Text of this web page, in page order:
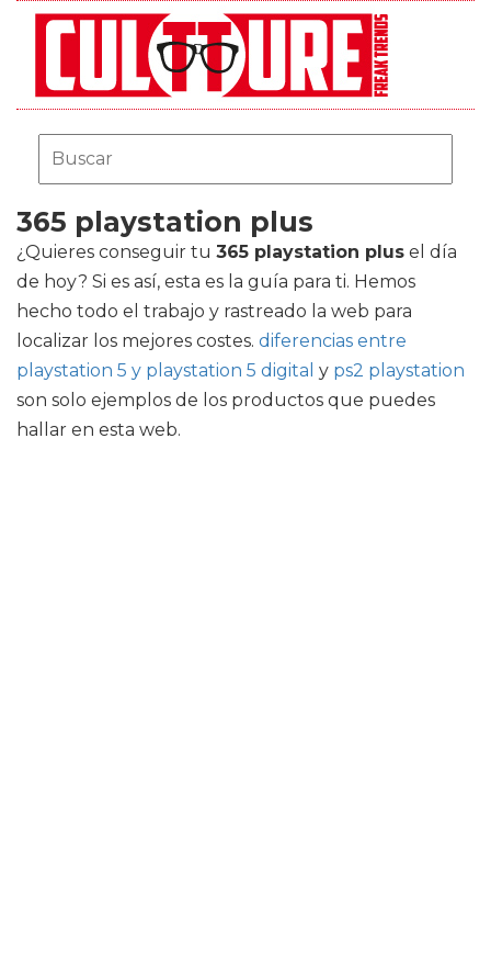
365 playstation plus
¿Quieres conseguir tu 365 playstation plus el día
de hoy? Si es así, esta es la guía para ti. Hemos
hecho todo el trabajo y rastreado la web para
localizar los mejores costes. diferencias entre
playstation 5 y playstation 5 digital y ps2 playstation
son solo ejemplos de los productos que puedes
hallar en esta web.